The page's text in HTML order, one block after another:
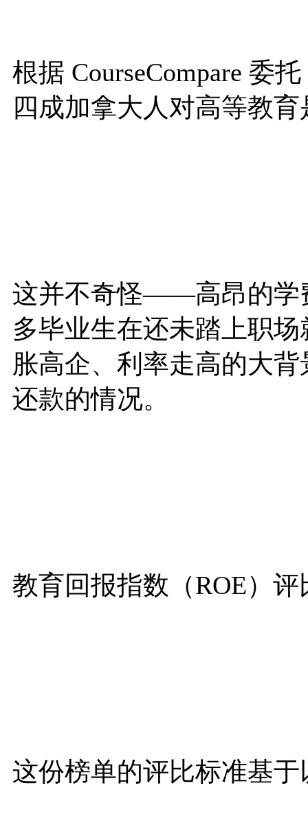
根据 CourseCompare 委
四成加拿大人对高等教
这并不奇怪——高昂的学
多毕业生在还未踏上职
胀高企、利率走高的大
还款的情况。
教育回报指数（ROE）评
这份榜单的评比标准基